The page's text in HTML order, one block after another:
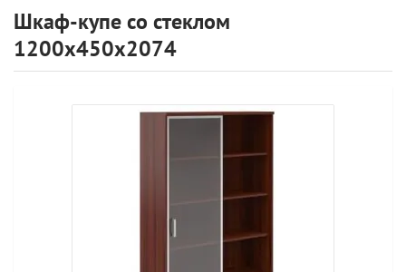
Шкаф-купе со стеклом
1200x450x2074